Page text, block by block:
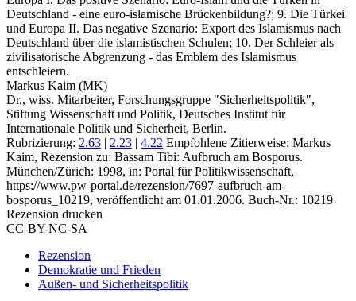
Deutschland - eine euro-islamische Brückenbildung?; 9. Die Türkei
und Europa II. Das negative Szenario: Export des Islamismus nach
Deutschland über die islamistischen Schulen; 10. Der Schleier als
zivilisatorische Abgrenzung - das Emblem des Islamismus
entschleiern.
Markus Kaim (MK)
Dr., wiss. Mitarbeiter, Forschungsgruppe "Sicherheitspolitik",
Stiftung Wissenschaft und Politik, Deutsches Institut für
Internationale Politik und Sicherheit, Berlin.
Rubrizierung: 2.63 | 2.23 | 4.22 Empfohlene Zitierweise: Markus
Kaim, Rezension zu: Bassam Tibi: Aufbruch am Bosporus.
München/Zürich: 1998, in: Portal für Politikwissenschaft,
https://www.pw-portal.de/rezension/7697-aufbruch-am-
bosporus_10219, veröffentlicht am 01.01.2006. Buch-Nr.: 10219
Rezension drucken
CC-BY-NC-SA
Rezension
Demokratie und Frieden
Außen- und Sicherheitspolitik